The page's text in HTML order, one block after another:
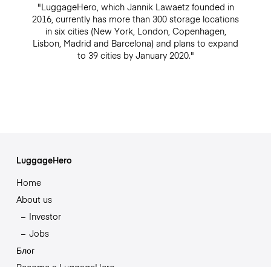
"LuggageHero, which Jannik Lawaetz founded in
2016, currently has more than 300 storage locations
in six cities (New York, London, Copenhagen,
Lisbon, Madrid and Barcelona) and plans to expand
to 39 cities by January 2020."
LuggageHero
Home
About us
Investor
Jobs
Блог